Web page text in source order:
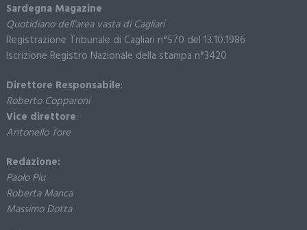
Sardegna Magazine
Quotidiano dell’area vasta di Cagliari
Registrazione Tribunale di Cagliari n°570 del 13.10.1986
Iscrizione Registro Nazionale della stampa n°3420
Direttore Responsabile:
Roberto Copparoni
Vice direttore:
Antonello Tore
Redazione:
Paolo Piu
Roberta Manca
Massimo Dotta